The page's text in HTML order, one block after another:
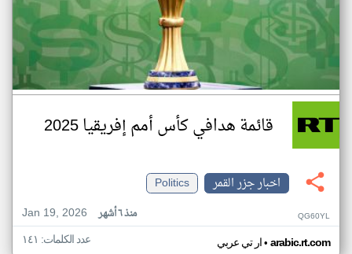
قائمة هدافي كأس أمم إفريقيا 2025
اخبار جزر القمر
Politics
Jan 19, 2026
منذ ٦ أشهر QG60YL
ار تي عربي• arabic.rt.com عدد الكلمات: ١٤١